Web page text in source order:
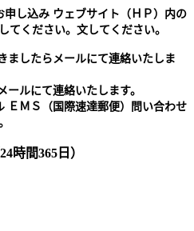
申し込み ウェブサイト（ＨＰ）内の
てください。文してください。
ましたらメールにて連絡いたしま
ールにて連絡いたします。
ＥＭＳ（国際速達郵便）問い合わせ
時間365日）